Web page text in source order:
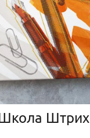
Штрих